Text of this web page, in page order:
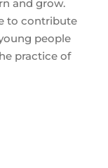
and grow.
to contribute
people
practice of